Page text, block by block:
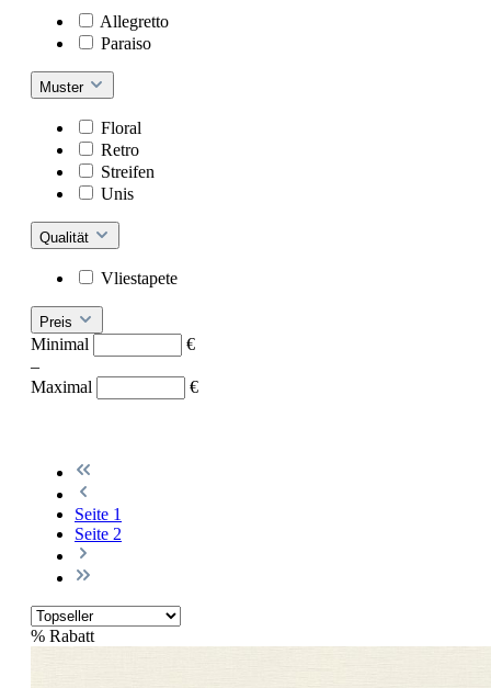
Allegretto
Paraiso
Muster
Floral
Retro
Streifen
Unis
Qualität
Vliestapete
Preis
Minimal
€
–
Maximal
€
Seite 1
Seite 2
% Rabatt